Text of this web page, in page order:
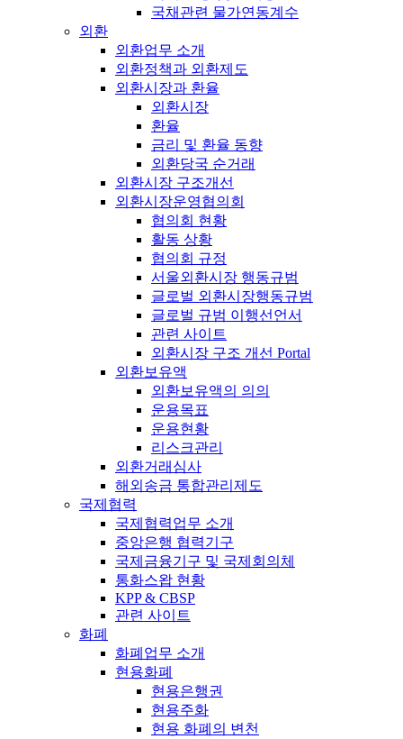
국채관련 물가연동계수
외환
외환업무 소개
외환정책과 외환제도
외환시장과 환율
외환시장
환율
금리 및 환율 동향
외환당국 순거래
외환시장 구조개선
외환시장운영협의회
협의회 현황
활동 상황
협의회 규정
서울외환시장 행동규범
글로벌 외환시장행동규범
글로벌 규범 이행선언서
관련 사이트
외환시장 구조 개선 Portal
외환보유액
외환보유액의 의의
운용목표
운용현황
리스크관리
외환거래심사
해외송금 통합관리제도
국제협력
국제협력업무 소개
중앙은행 협력기구
국제금융기구 및 국제회의체
통화스왑 현황
KPP & CBSP
관련 사이트
화폐
화폐업무 소개
현용화폐
현용은행권
현용주화
현용 화폐의 변천